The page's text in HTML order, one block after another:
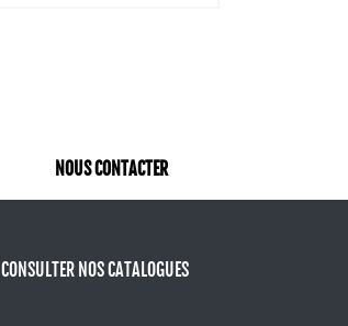
NOUS CONTACTER
CONSULTER NOS CATALOGUES